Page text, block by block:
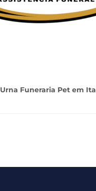
Urna Funeraria Pet em